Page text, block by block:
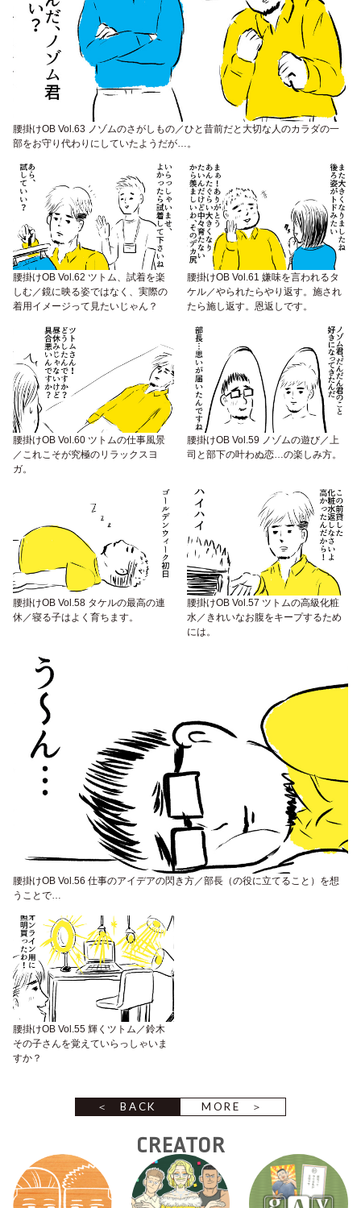
腰掛けOB Vol.63 ノゾムのさがしもの／ひと昔前だと大切な人のカラダの一
部をお守り代わりにしていたようだが…。
腰掛けOB Vol.62 ツトム、試着を楽
しむ／鏡に映る姿ではなく、実際の
着用イメージって見たいじゃん？
腰掛けOB Vol.61 嫌味を言われるタ
ケル／やられたらやり返す。施され
たら施し返す。恩返しです。
腰掛けOB Vol.60 ツトムの仕事風景
／これこそが究極のリラックスヨ
ガ。
腰掛けOB Vol.59 ノゾムの遊び／上
司と部下の叶わぬ恋…の楽しみ方。
腰掛けOB Vol.58 タケルの最高の連
休／寝る子はよく育ちます。
腰掛けOB Vol.57 ツトムの高級化粧
水／きれいなお腹をキープするため
には。
腰掛けOB Vol.56 仕事のアイデアの閃き方／部長（の役に立てること）を想
うことで…
腰掛けOB Vol.55 輝くツトム／鈴木
その子さんを覚えていらっしゃいま
すか？
BACK MORE
CREATOR